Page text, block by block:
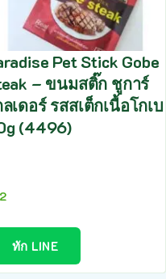
Pet Stick Gobe
– ขนมสติ๊ก ชูการ์
เดอร์ รสสเต็กเนื้อโกเบ
(4496)
ทัก LINE